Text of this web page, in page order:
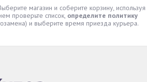
магазин и соберите корзину, используя
проверьте список, определите политику
и выберите время приезда курьера.